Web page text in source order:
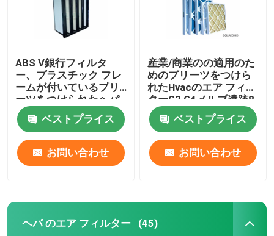
ABS V銀行フィルタ
ー、プラスチック フレ
ームが付いているプリ
ーツをつけられたヘパ
のエア フィルター
HVACシステム
ベストプライス
お問い合わせ
産業/商業のの適用のた
めのプリーツをつけら
れたHvacのエア フィル
ターG3 G4メルブ遺跡8
ベストプライス
お問い合わせ
ヘパ のエア フィルター (45)